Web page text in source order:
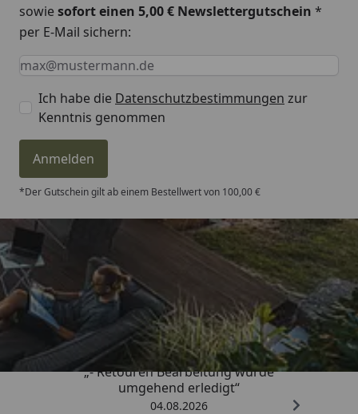
sowiesofort einen 5,00 € Newslettergutschein *
per E-Mail sichern:
Keine Eingabe erforderlich
Eingabe erforderlich
E-Mail *
Ich habe die Datenschutzbestimmungen zur
Kenntnis genommen
Anmelden
*Der Gutschein gilt ab einem Bestellwert von 100,00 €
Trusted Shops
4,81/ 5
„- Retouren Bearbeitung wurde
umgehend erledigt“
04.08.2026